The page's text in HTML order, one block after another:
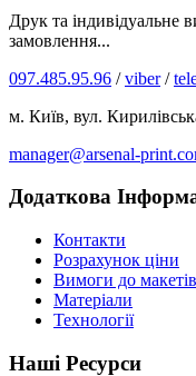
Друк та індивідуальне
замовлення...
097.485.95.96 /viber/
м. Київ, вул.
manager@arsenal-
Додаткова
Контакти
Розрахунок ціни
Вимоги до макетів
Матеріали
Технології
Наші Ресурси